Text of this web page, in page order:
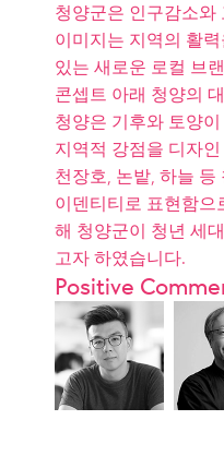
청양군은 인구감소와
이미지는 지역의 활
있는 새로운 로컬 브
콘셉트 아래 청양의
청양은 기후와 토양
지역적 강점을 디자
천장호, 논밭, 하늘
이덴티티로 표현함으
해 청양군이 청년 세
고자 하였습니다.
Positive